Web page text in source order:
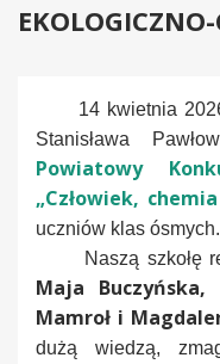
14 kwietnia
Stanisława
Powiatowy
„Człowiek,
uczniów klas ósmych.
Naszą szkołę
Maja Buczyńska,
Mamroł i
dużą wiedzą,